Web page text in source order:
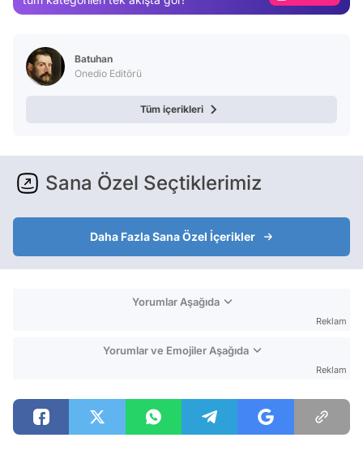
Batuhan
Onedio Editörü
Tüm içerikleri
Sana Özel Seçtiklerimiz
Daha Fazla Sana Özel İçerikler
Yorumlar Aşağıda
Reklam
Yorumlar ve Emojiler Aşağıda
Reklam